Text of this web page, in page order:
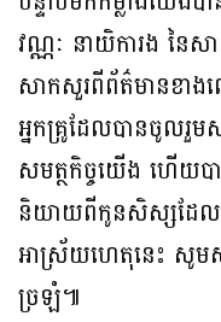
វណ្ណៈ នាយិការង នៃស
សាកសួរពីព័ត៌មានខា
អ្នកគ្រូដែលបានចូលរួ
សមត្ថកិច្ចយើង ហើយបា
និយាយពីកូនសិស្សដែល
អាស្រ័យហេតុនេះ សូម
ច្រឡំ៕